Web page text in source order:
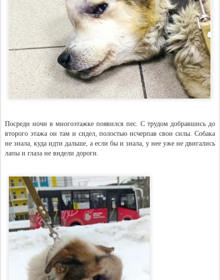
Посреди ночи в многоэтажке появился пес. С трудом добравшись до
второго этажа он там и сидел, полостью исчерпав свои силы. Собака
не знала, куда идти дальше, а если бы и знала, у нее уже не двигались
лапы и глаза не видели дороги.